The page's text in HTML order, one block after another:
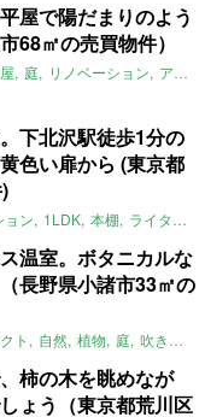
屋で陽だまりのよう
68㎡の売買物件）
庭 リノベーション アメリカンハウス
下北沢駅徒歩1分の
色い扉から (東京都
ョン 1LDK 本棚 ライター：ほしりょうこ
温室。ボタニカルな
長野県小諸市33㎡の
ト 自然 植物 庭 吹き抜け
柿の木を眺めなが
ょう（東京都荒川区